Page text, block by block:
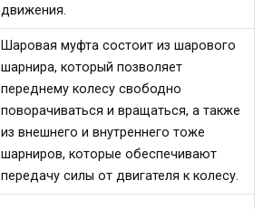
движения.
Шаровая муфта состоит из шарового
шарнира, который позволяет
переднему колесу свободно
поворачиваться и вращаться, а также
из внешнего и внутреннего тоже
шарниров, которые обеспечивают
передачу силы от двигателя к колесу.